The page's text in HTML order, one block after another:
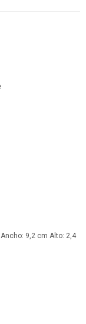
9,2 cm Alto: 2,4